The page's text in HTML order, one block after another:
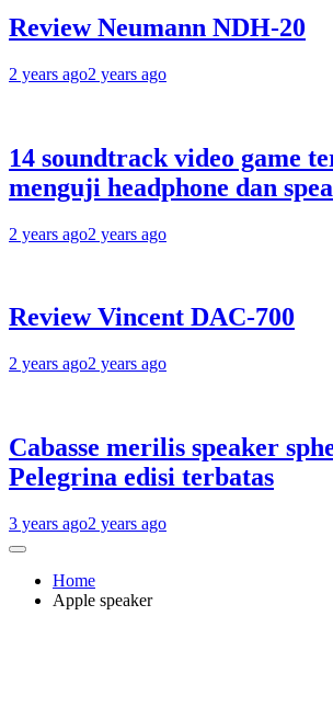
Review Neumann NDH-20
2 years ago2 years ago
14 soundtrack video game
menguji headphone dan
2 years ago2 years ago
Review Vincent DAC-700
2 years ago2 years ago
Cabasse merilis speaker
Pelegrina edisi terbatas
3 years ago2 years ago
Home
Apple speaker